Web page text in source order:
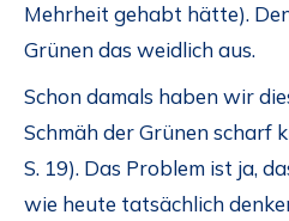
Mehrheit gehabt hätte).
Grünen das weidlich aus.
Schon damals haben wir
Schmäh der Grünen scharf
S. 19). Das Problem ist ja,
wie heute tatsächlich